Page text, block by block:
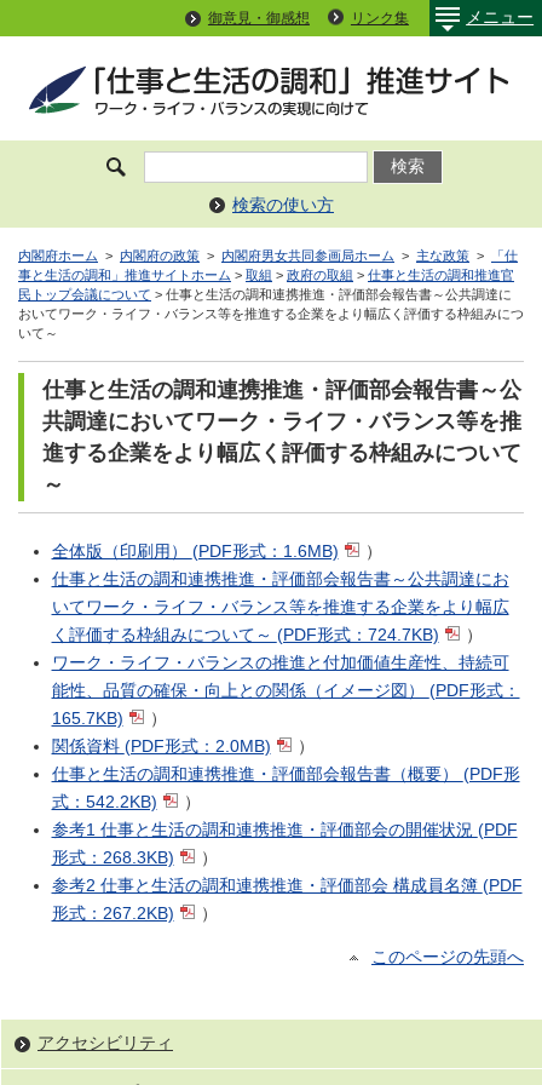
御意見・御感想 リンク集 メニュー
検索の使い方
内閣府ホーム > 内閣府の政策 > 内閣府男女共同参画局ホーム > 主な政策 >
「仕
事と生活の調和」推進サイトホーム > 取組 > 政府の取組 > 仕事と生活の調和推進官
民トップ会議について > 仕事と生活の調和連携推進・評価部会報告書～公共調達に
おいてワーク・ライフ・バランス等を推進する企業をより幅広く評価する枠組みにつ
いて～
仕事と生活の調和連携推進・評価部会報告書～公
共調達においてワーク・ライフ・バランス等を推
進する企業をより幅広く評価する枠組みについて
～
全体版（印刷用） (PDF形式：1.6MB)
）
仕事と生活の調和連携推進・評価部会報告書～公共調達にお
いてワーク・ライフ・バランス等を推進する企業をより幅広
く評価する枠組みについて～ (PDF形式：724.7KB)
）
ワーク・ライフ・バランスの推進と付加価値生産性、持続可
能性、品質の確保・向上との関係（イメージ図） (PDF形式：
165.7KB)
）
関係資料 (PDF形式：2.0MB)
）
仕事と生活の調和連携推進・評価部会報告書（概要） (PDF形
式：542.2KB)
）
参考1 仕事と生活の調和連携推進・評価部会の開催状況 (PDF
形式：268.3KB)
）
参考2 仕事と生活の調和連携推進・評価部会 構成員名簿 (PDF
形式：267.2KB)
）
このページの先頭へ
アクセシビリティ